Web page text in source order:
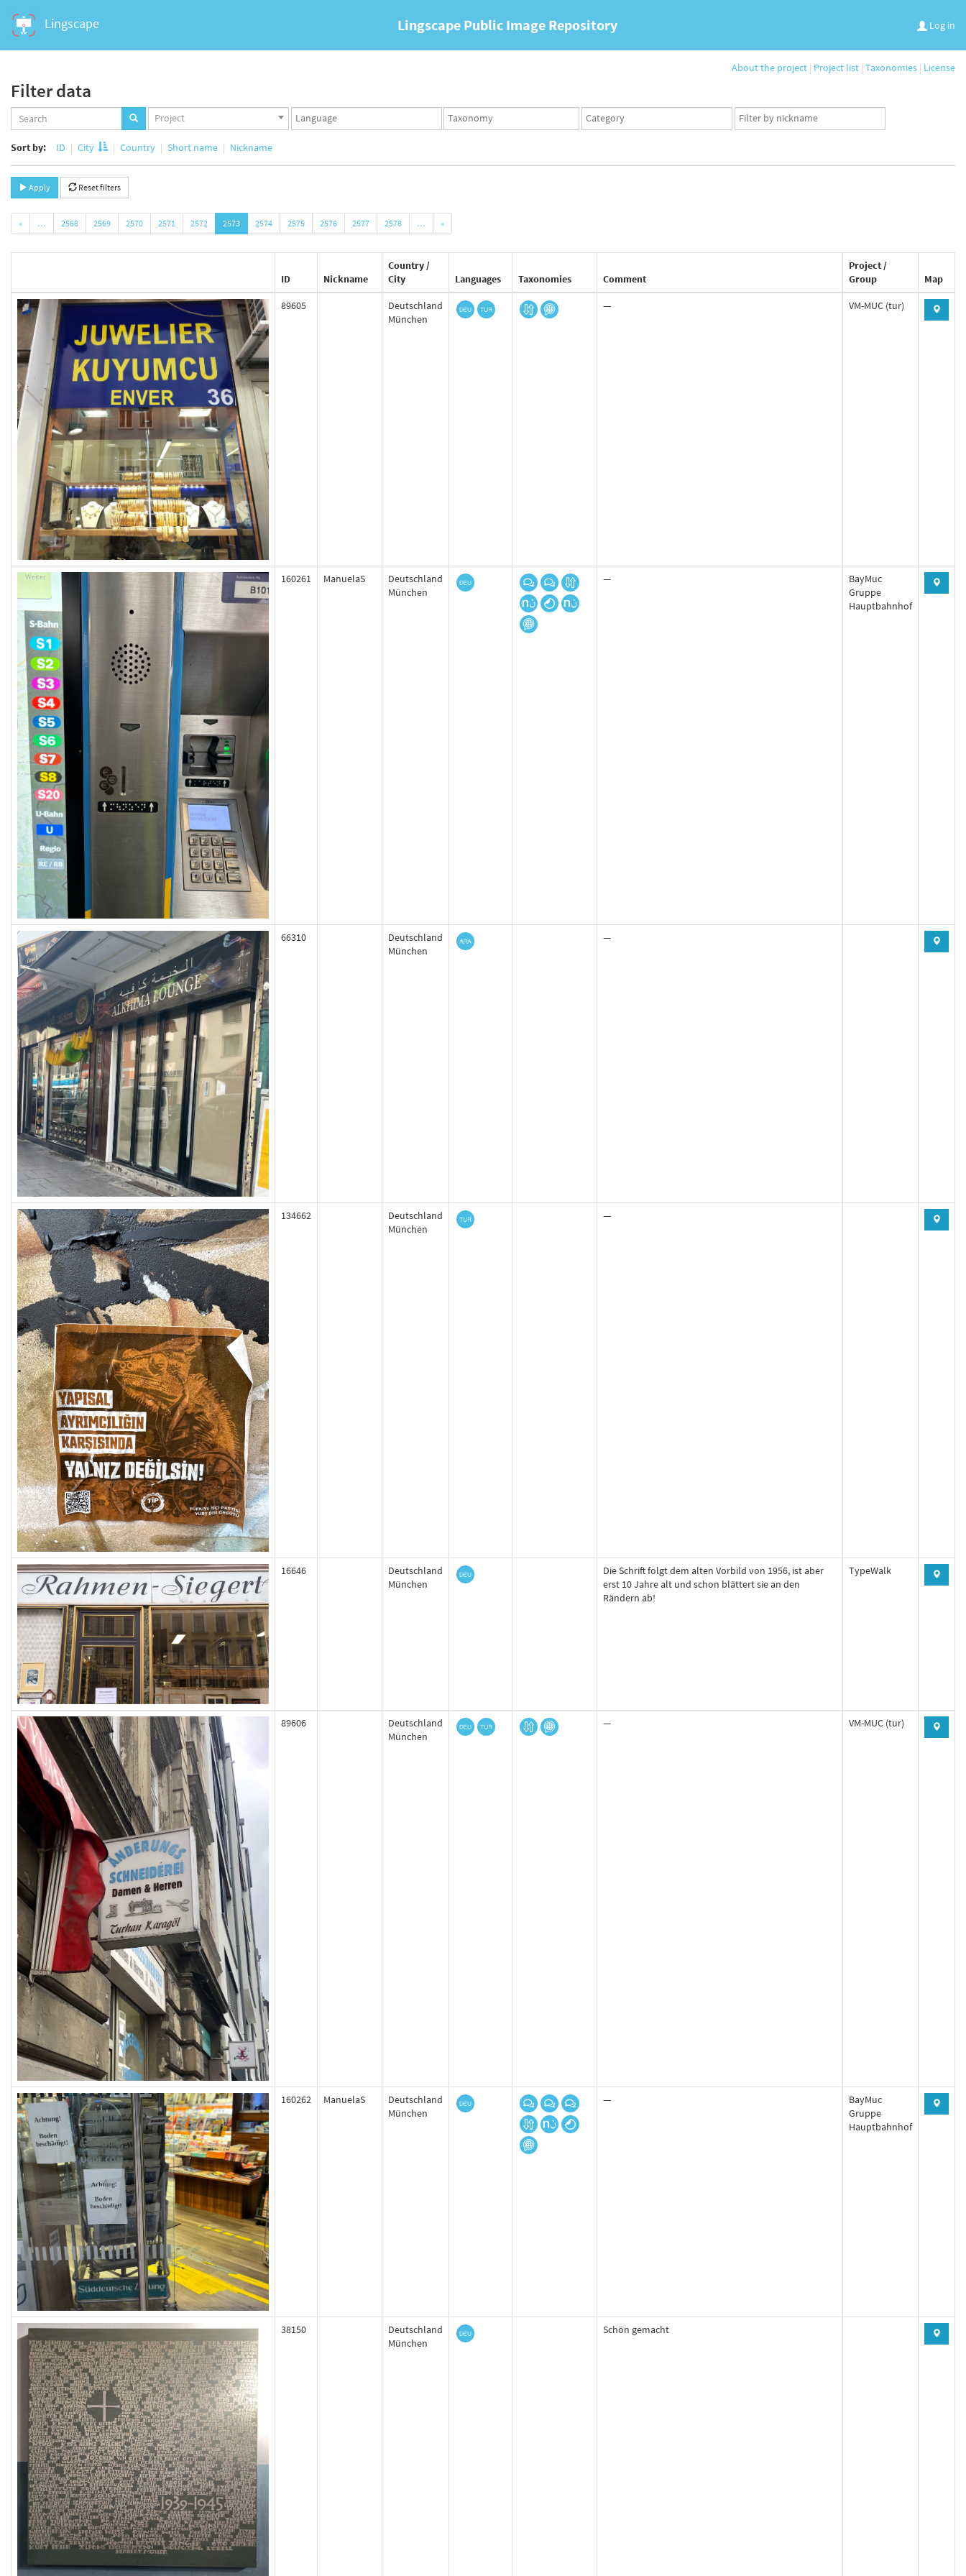
Lingscape Log in
Lingscape Public Image Repository
About the project | Project list | Taxonomies | License
Filter data
Projects
set
Project
Languages
set
Taxonomy
set
Taxonomy
term
App
user
Sort by: ID City Country Short name Nickname
Apply Reset filters
« … 2568 2569 2570 2571 2572 2573 2574 2575 2576 2577 2578 … »
ID Nickname
Country /
City
Languages Taxonomies Comment
Project /
Group
Map
89605
Deutschland
München
— VM-MUC (tur)
160261 ManuelaS
Deutschland
München
—
BayMuc
Gruppe
Hauptbahnhof
66310
Deutschland
München
—
134662
Deutschland
München
—
16646
Deutschland
München
Die Schrift folgt dem alten Vorbild von 1956, ist aber
erst 10 Jahre alt und schon blättert sie an den
Rändern ab!
TypeWalk
89606
Deutschland
München
— VM-MUC (tur)
160262 ManuelaS
Deutschland
München
—
BayMuc
Gruppe
Hauptbahnhof
38150
Deutschland
München
Schön gemacht